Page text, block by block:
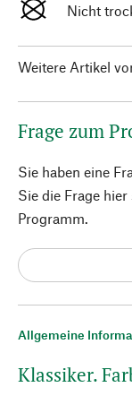
Allgemeine
Klassiker.
Nicht
Weitere Artikel
Frage zum
Sie haben eine
Sie die Frage
Programm.